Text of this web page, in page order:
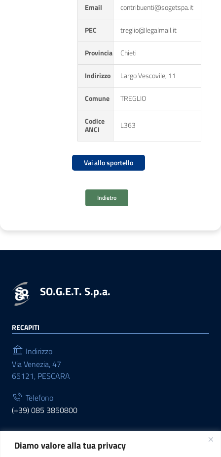
Diamo valore alla tua privacy
Email contribuenti@sogetspa.it
PEC treglio@legalmail.it
Provincia Chieti
Indirizzo Largo Vescovile, 11
Comune TREGLIO
Codice
ANCI L363
Vai allo sportello
Indietro
SO.G.E.T. S.p.a.
RECAPITI
Indirizzo
Via Venezia, 47
65121, PESCARA
Telefono
(+39) 085 3850800
INFORMAZIONI